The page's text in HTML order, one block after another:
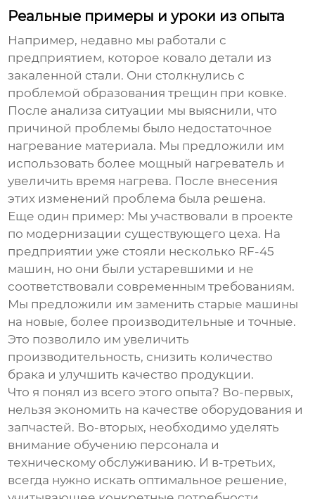
Реальные примеры и уроки из опыта
Например, недавно мы работали с
предприятием, которое ковало детали из
закаленной стали. Они столкнулись с
проблемой образования трещин при ковке.
После анализа ситуации мы выяснили, что
причиной проблемы было недостаточное
нагревание материала. Мы предложили им
использовать более мощный нагреватель и
увеличить время нагрева. После внесения
этих изменений проблема была решена.
Еще один пример: Мы участвовали в проекте
по модернизации существующего цеха. На
предприятии уже стояли несколько RF-45
машин, но они были устаревшими и не
соответствовали современным требованиям.
Мы предложили им заменить старые машины
на новые, более производительные и точные.
Это позволило им увеличить
производительность, снизить количество
брака и улучшить качество продукции.
Что я понял из всего этого опыта? Во-первых,
нельзя экономить на качестве оборудования и
запчастей. Во-вторых, необходимо уделять
внимание обучению персонала и
техническому обслуживанию. И в-третьих,
всегда нужно искать оптимальное решение,